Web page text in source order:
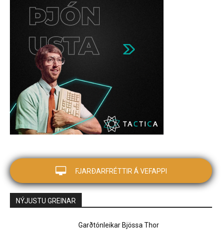
FJARÐARFRÉTTIR Á VEFAPPI
NÝJUSTU GREINAR
Garðtónleikar Bjössa Thor